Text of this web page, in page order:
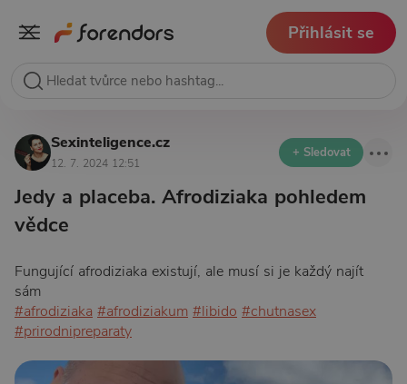
Přihlásit se
Sexinteligence.cz
12. 7. 2024 12:51
+ Sledovat
Jedy a placeba. Afrodiziaka pohledem
vědce
Fungující afrodiziaka existují, ale musí si je každý najít
sám
#afrodiziaka #afrodiziakum #libido #chutnasex
#prirodnipreparaty